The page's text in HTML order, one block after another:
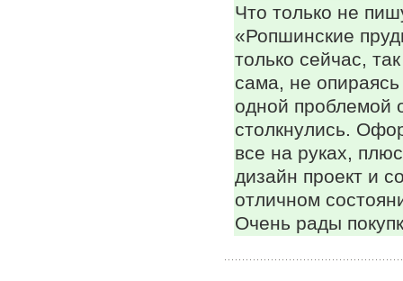
Что только не
«Ропшинские
только сейчас,
сама, не
одной проблемой
столкнулись.
все на руках,
дизайн проект и
отличном
Очень рады